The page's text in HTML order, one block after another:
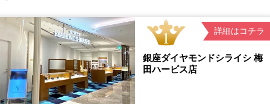
詳細はコチラ
銀座ダイヤモンドシライシ 梅
田ハービス店